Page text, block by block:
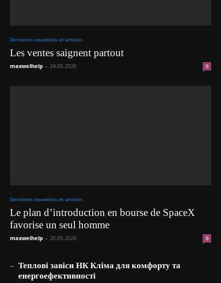
Dernières nouvelles et articles
Les ventes saignent partout
maxwelhelp - 24.05.2026 0
Dernières nouvelles et articles
Le plan d’introduction en bourse de SpaceX
favorise un seul homme
maxwelhelp - 26.05.2026 0
Теплові завіси НК Кліма для комфорту та
енергоефективності